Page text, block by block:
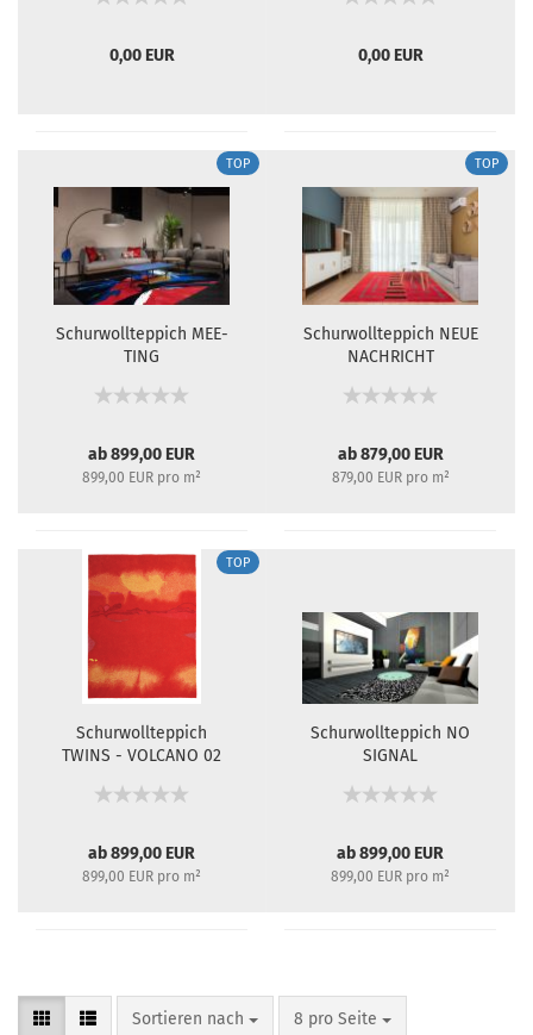
0,00 EUR 0,00 EUR
TOP
Schur­woll­tep­pich MEE­
TING
ab 899,00 EUR
899,00 EUR pro m²
TOP
Schur­woll­tep­pich NEUE
NACH­RICHT
ab 879,00 EUR
879,00 EUR pro m²
TOP
Schur­woll­tep­pich
TWINS - VOL­CA­NO 02
ab 899,00 EUR
899,00 EUR pro m²
Schur­woll­tep­pich NO
SI­GNAL
ab 899,00 EUR
899,00 EUR pro m²
Sortieren nach 8 pro Seite